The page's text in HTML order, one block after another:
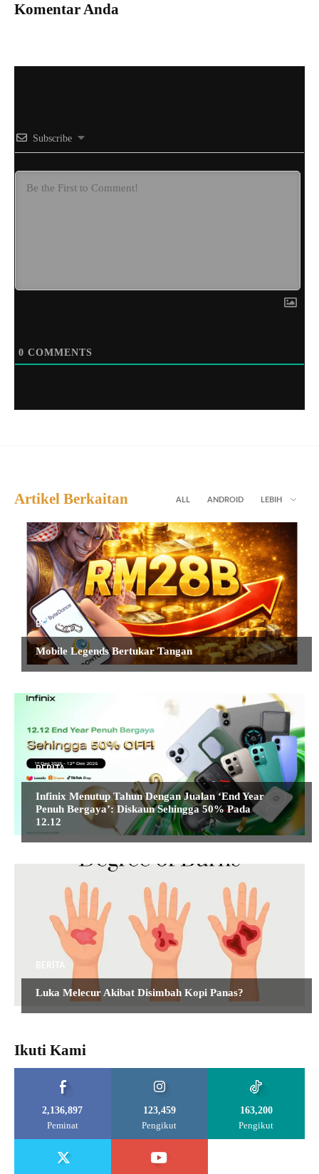
Komentar Anda
Subscribe
0 COMMENTS
Artikel Berkaitan ALL ANDROID LEBIH
BERITA
Mobile Legends Bertukar Tangan
BERITA
Infinix Menutup Tahun Dengan Jualan ‘End Year
Penuh Bergaya’: Diskaun Sehingga 50% Pada
12.12
Luka Melecur Akibat Disimbah Kopi Panas?
Ikuti Kami
2,136,897
Peminat
123,459
Pengikut
163,200
Pengikut